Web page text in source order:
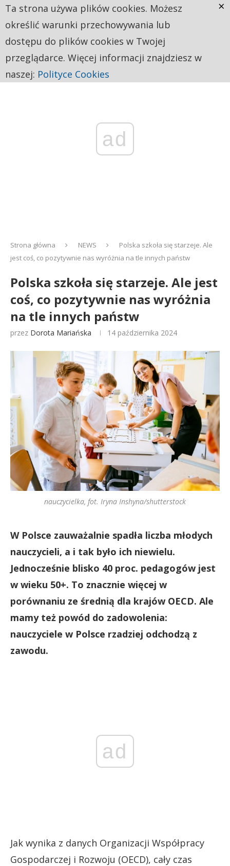
ad
Strona główna NEWS
Polska szkoła się starzeje. Ale
jest coś, co pozytywnie nas wyróżnia na tle innych państw
Polska szkoła się starzeje. Ale jest
coś, co pozytywnie nas wyróżnia
na tle innych państw
przez Dorota Mariańska 14 października 2024
nauczycielka, fot. Iryna Inshyna/shutterstock
W Polsce zauważalnie spadła liczba młodych
nauczycieli, a i tak było ich niewielu.
Jednocześnie blisko 40 proc. pedagogów jest
w wieku 50+. To znacznie więcej w
porównaniu ze średnią dla krajów OECD. Ale
mamy też powód do zadowolenia:
nauczyciele w Polsce rzadziej odchodzą z
zawodu.
ad
Jak wynika z danych Organizacji Współpracy
Gospodarczej i Rozwoju (OECD), cały czas
Ta strona używa plików cookies. Możesz
określić warunki przechowywania lub
dostępu do plików cookies w Twojej
przeglądarce. Więcej informacji znajdziesz w
naszej: Polityce Cookies
×